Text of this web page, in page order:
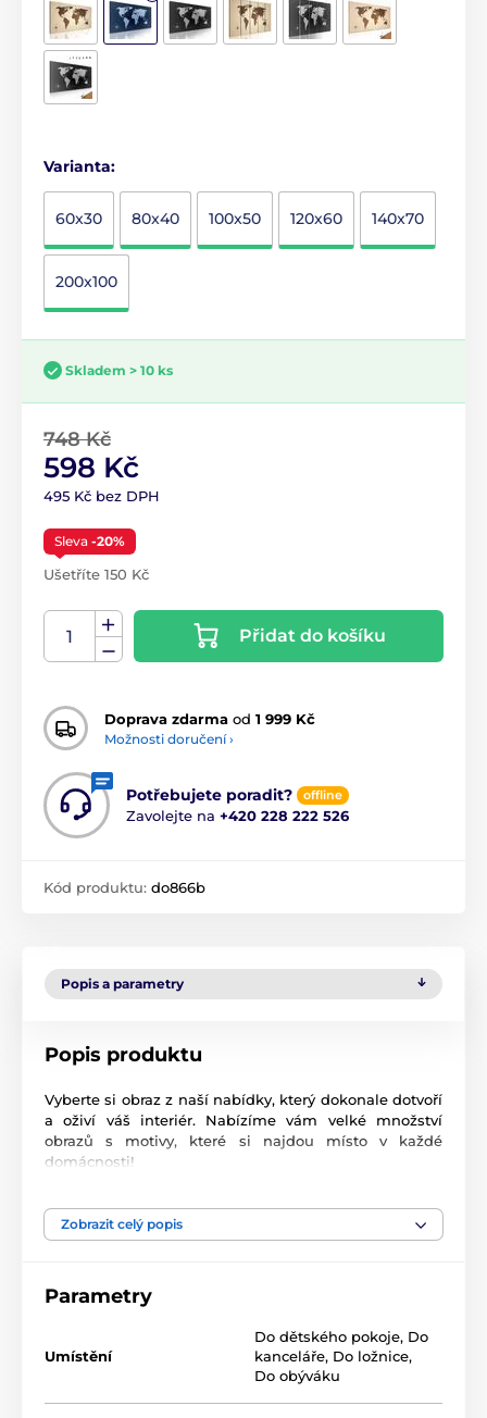
Varianta:
60x30 80x40 100x50 120x60 140x70
200x100
Skladem > 10 ks
748 Kč
598 Kč
495 Kč bez DPH
Sleva -20%
Ušetříte 150 Kč
Přidat do košíku
Doprava zdarma od 1 999 Kč
Možnosti doručení ›
Potřebujete poradit? offline
Zavolejte na +420 228 222 526
Kód produktu: do866b
Popis a parametry
Popis produktu
Vyberte si obraz z naší nabídky, který dokonale dotvoří
a oživí váš interiér. Nabízíme vám velké množství
obrazů s motivy, které si najdou místo v každé
domácnosti!
Kvalita je pro nás důležitá a proto jsme pro naše
pružné plátno, jehož hmotnost je
jsme ani na pečlivý výběr barev, které jsou
ekologické
, což znamená, že nezapáchají a
nevypouštějí škodlivé látky do ovzduší, proto je jen na
vás, do kterého pokoje obraz zavěsíte. V neposlední
Zobrazit celý popis
Parametry
Umístění
Do dětského pokoje, Do
kanceláře, Do ložnice,
Do obýváku